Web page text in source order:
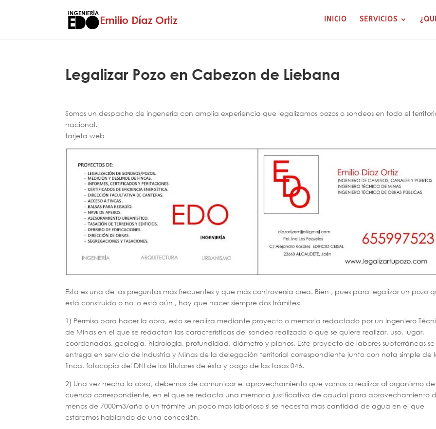
INICIO SERVICIOS
Legalizar Pozo en Cabezon de Liebana
Somos un despacho de ingenería con amplia experiencia que legalizamos pozos o sondeos en todo el
nacional.
tarjeta web
Esta es una de las preguntas más frecuentes y que más controversia crea. Bien , pues para legalizar un pozo
está construido o no lo está aún , hay que hacer siempre dos trámites:
1) Permiso para hacer la obra, esto se realiza mediante proyecto o memoria redactado por un Ingeniero
de Minas en el que se redactan las características del sondeo realizado o que se quiere realizar, uso, lugar,
coordenadas, geología, hidrologia, profundidad, diámetro y planos. Este proyecto de labores subterráneas se
entrega en servicio de Industria y Minas de la delegación territorial correspondiente junto con nota simple de
finca, fotocopia del DNI de los titulares de ésta y pago de las tasas 046.
2) Una vez hecha la obra, debemos de comunicar el aprovechamiento que vamos a realizar al organismo de
cuenca correspondiente, en el que se redacta una memoria justificativa de caudal para aprovechamiento
menos de 7000m3/año o un trámite un poco mas laborioso si se necesita mas cantidad de agua en el que
estaremos hablando de una concesión.